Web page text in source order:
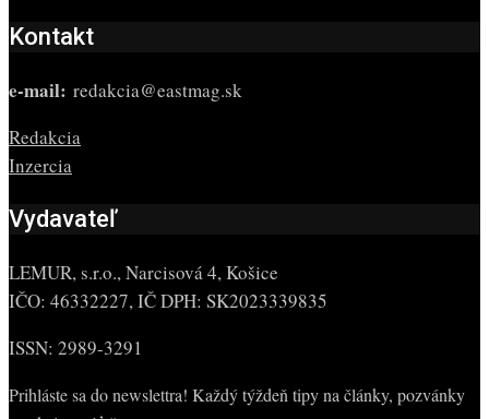
Kontakt
e-mail: redakcia@eastmag.sk
Redakcia
Inzercia
Vydavateľ
LEMUR, s.r.o., Narcisová 4, Košice
IČO: 46332227, IČ DPH: SK2023339835
ISSN: 2989-3291
Prihláste sa do newslettra! Každý týždeň tipy na články, pozvánky